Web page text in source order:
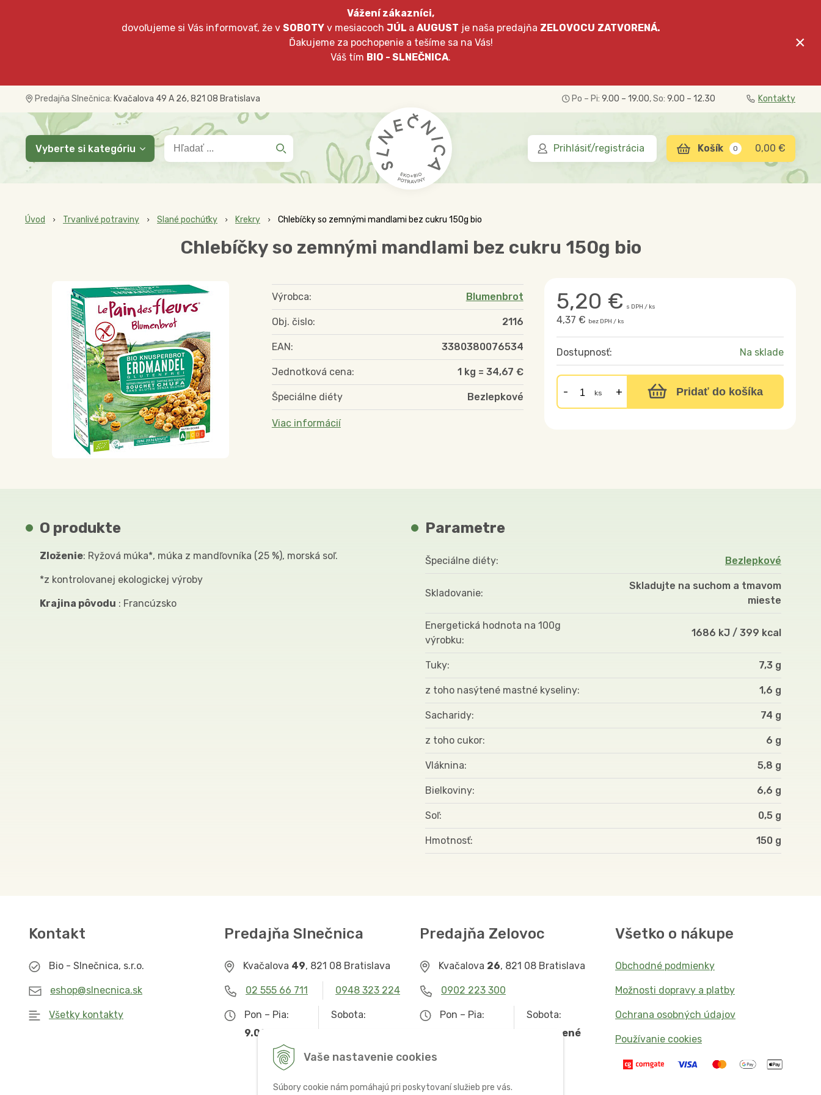
Vaše nastavenie cookies
Súbory cookie nám pomáhajú pri poskytovaní služieb pre vás.
Vážení zákazníci,
dovoľujeme si Vás informovať, že v SOBOTYv mesiacoch JÚL a AUGUST je naša predajňa ZELOVOCU ZATVORENÁ.
Ďakujeme za pochopenie a tešíme sa na Vás!
Váš tím BIO - SLNEČNICA.
×
Predajňa Slnečnica: Kvačalova 49 A 26, 821 08 Bratislava Po – Pi: 9.00 – 19.00, So: 9.00 – 12.30 Kontakty
Prihlásiť/registrácia 0,00 €
0
Úvod Trvanlivé potraviny Slané pochúťky Krekry Chlebíčky so zemnými mandlami bez cukru 150g bio
Chlebíčky so zemnými mandlami bez cukru 150g bio
5,20 € s DPH / ks
4,37 € bez DPH / ks
Dostupnosť: Na sklade
ks Pridať do košíka
Výrobca: Blumenbrot
Obj. čislo: 2116
EAN: 3380380076534
Jednotková cena: 1 kg = 34,67 €
Špeciálne diéty Bezlepkové
Viac informácií
O produkte
Zloženie: Ryžová múka*, múka z mandľovníka (25 %), morská soľ.
*z kontrolovanej ekologickej výroby
Krajina pôvodu : Francúzsko
Parametre
Špeciálne diéty Bezlepkové
Skladovanie
Skladujte na suchom a tmavom
mieste
Energetická hodnota na 100g
výrobku
1686 kJ / 399 kcal
Tuky 7,3 g
z toho nasýtené mastné kyseliny 1,6 g
Sacharidy 74 g
z toho cukor 6 g
Vláknina 5,8 g
Bielkoviny 6,6 g
Soľ 0,5 g
Hmotnosť 150
Vyberte si kategóriu
Kontakt
Bio - Slnečnica, s.r.o.
eshop@slnecnica.sk
Všetky kontakty
Predajňa Slnečnica
Kvačalova 49, 821 08 Bratislava
02 555 66 711 0948 323 224
Pon – Pia:
9.00 – 19.00
Sobota:
Predajňa Zelovoc
Kvačalova 26, 821 08 Bratislava
0902 223 300
Pon – Pia:
Sobota:
Zatvorené
Všetko o nákupe
Obchodné podmienky
Možnosti dopravy a platby
Ochrana osobných údajov
Používanie cookies